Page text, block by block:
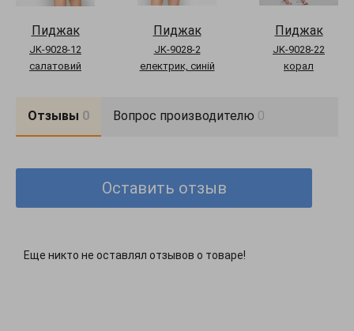
Пиджак
JK-9028-12
салатовий
Пиджак
JK-9028-2
електрик, синій
Пиджак
JK-9028-22
корал
Отзывы 0 Вопрос производителю 0
Оставить отзыв
Еще никто не оставлял отзывов о товаре!